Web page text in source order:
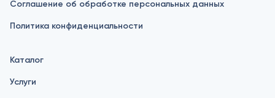
Соглашение об обработке персональных данных
Политика конфиденциальности
Каталог
Услуги